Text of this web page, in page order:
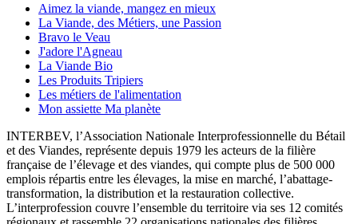
Aimez la viande, mangez en mieux
La Viande, des Métiers, une Passion
Bravo le Veau
J'adore l'Agneau
La Viande Bio
Les Produits Tripiers
Les métiers de l'alimentation
Mon assiette Ma planète
INTERBEV, l’Association Nationale Interprofessionnelle du Bétail
et des Viandes, représente depuis 1979 les acteurs de la filière
française de l’élevage et des viandes, qui compte plus de 500 000
emplois répartis entre les élevages, la mise en marché, l’abattage-
transformation, la distribution et la restauration collective.
L’interprofession couvre l’ensemble du territoire via ses 12 comités